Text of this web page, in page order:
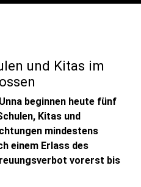
und Kitas im
beginnen heute fünf
Kitas und
mindestens
einem Erlass des
vorerst bis